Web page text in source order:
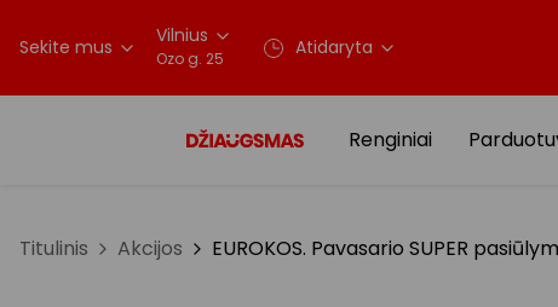
Sekite mus Vilnius
Ozo g. 25 Atidaryta
Renginiai
Titulinis Akcijos EUROKOS. Pavasario SUPER